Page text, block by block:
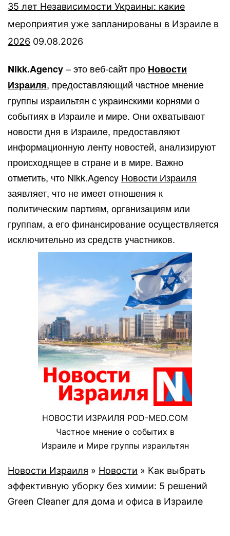
35 лет Независимости Украины: какие
мероприятия уже запланированы в Израиле в
2026 09.08.2026
Nikk.Agency– это веб-сайт про Новости
Израиля, предоставляющий частное мнение
группы израильтян с украинскими корнями о
событиях в Израиле и мире. Они охватывают
новости дня в Израиле, предоставляют
информационную ленту новостей, анализируют
происходящее в стране и в мире. Важно
отметить, что Nikk.Agency Новости Израиля
заявляет, что не имеет отношения к
политическим партиям, организациям или
группам, а его финансирование осуществляется
исключительно из средств участников.
НОВОСТИ ИЗРАИЛЯ POD-MED.COM
Частное мнение о событих в
Израиле и Мире группы израильтян
Новости Израиля » Новости » Как выбрать
эффективную уборку без химии: 5 решений
Green Cleaner для дома и офиса в Израиле